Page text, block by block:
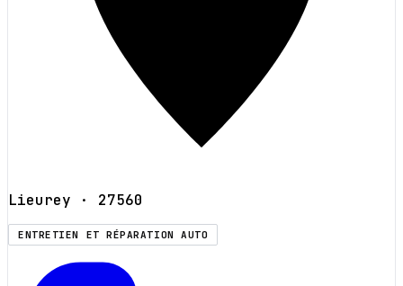
Lieurey · 27560
ENTRETIEN ET RÉPARATION AUTO